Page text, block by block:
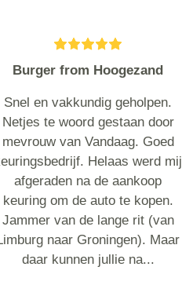
Burger from Hoogezand
Snel en vakkundig geholpen.
Netjes te woord gestaan door
mevrouw van Vandaag. Goed
Helaas werd mij
afgeraden na de aankoop
keuring om de auto te kopen.
Jammer van de lange rit (van
naar Groningen). Maar
daar kunnen jullie na...